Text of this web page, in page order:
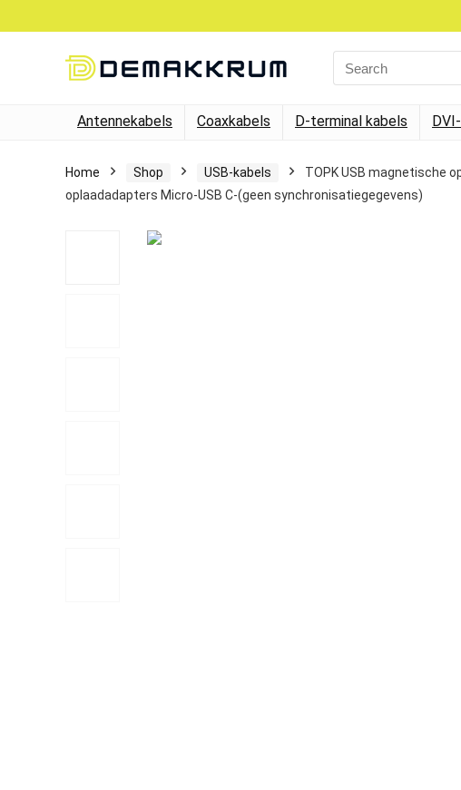
Search
for:
Antennekabels Coaxkabels D-terminal kabels
Home Shop USB-kabels
TOPK USB magnetische
oplaadadapters Micro-USB C-(geen synchronisatiegegevens)